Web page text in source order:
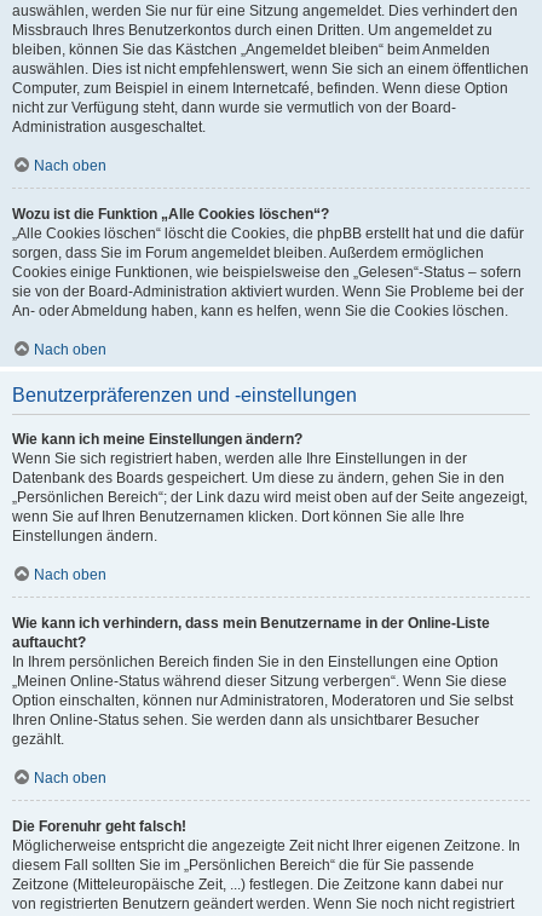
auswählen, werden Sie nur für eine Sitzung angemeldet. Dies verhindert den
Missbrauch Ihres Benutzerkontos durch einen Dritten. Um angemeldet zu
bleiben, können Sie das Kästchen „Angemeldet bleiben“ beim Anmelden
auswählen. Dies ist nicht empfehlenswert, wenn Sie sich an einem öffentlichen
Computer, zum Beispiel in einem Internetcafé, befinden. Wenn diese Option
nicht zur Verfügung steht, dann wurde sie vermutlich von der Board-
Administration ausgeschaltet.
Nach oben
Wozu ist die Funktion „Alle Cookies löschen“?
„Alle Cookies löschen“ löscht die Cookies, die phpBB erstellt hat und die dafür
sorgen, dass Sie im Forum angemeldet bleiben. Außerdem ermöglichen
Cookies einige Funktionen, wie beispielsweise den „Gelesen“-Status – sofern
sie von der Board-Administration aktiviert wurden. Wenn Sie Probleme bei der
An- oder Abmeldung haben, kann es helfen, wenn Sie die Cookies löschen.
Nach oben
Benutzerpräferenzen und -einstellungen
Wie kann ich meine Einstellungen ändern?
Wenn Sie sich registriert haben, werden alle Ihre Einstellungen in der
Datenbank des Boards gespeichert. Um diese zu ändern, gehen Sie in den
„Persönlichen Bereich“; der Link dazu wird meist oben auf der Seite angezeigt,
wenn Sie auf Ihren Benutzernamen klicken. Dort können Sie alle Ihre
Einstellungen ändern.
Nach oben
Wie kann ich verhindern, dass mein Benutzername in der Online-Liste
auftaucht?
In Ihrem persönlichen Bereich finden Sie in den Einstellungen eine Option
„Meinen Online-Status während dieser Sitzung verbergen“. Wenn Sie diese
Option einschalten, können nur Administratoren, Moderatoren und Sie selbst
Ihren Online-Status sehen. Sie werden dann als unsichtbarer Besucher
gezählt.
Nach oben
Die Forenuhr geht falsch!
Möglicherweise entspricht die angezeigte Zeit nicht Ihrer eigenen Zeitzone. In
diesem Fall sollten Sie im „Persönlichen Bereich“ die für Sie passende
Zeitzone (Mitteleuropäische Zeit, ...) festlegen. Die Zeitzone kann dabei nur
von registrierten Benutzern geändert werden. Wenn Sie noch nicht registriert